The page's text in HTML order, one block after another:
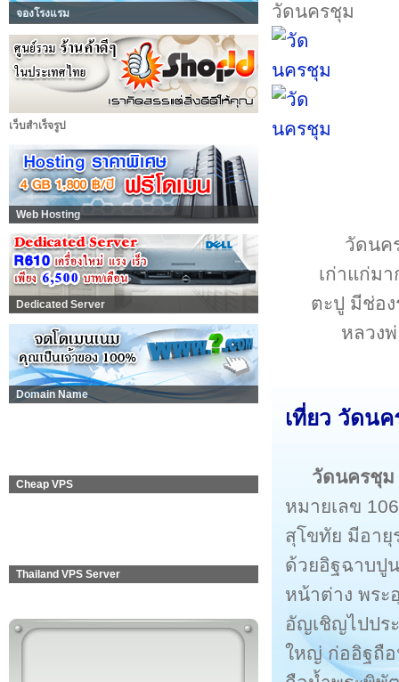
จองโรงแรม
เว็บสำเร็จรูป
Web Hosting
Dedicated Server
Domain Name
Cheap VPS
Thailand VPS Server
วัดนครชุม
วัดนค
เก่าแก่ม
ตะปู มีช่อ
หลวง
เที่ยว วัดน
วัดนครชุม
หมายเลข
สุโขทัย มีอายุ
ด้วยอิฐฉาบปู
หน้าต่าง พระ
อัญเชิญไปปร
ใหญ่ ก่ออิฐถือ